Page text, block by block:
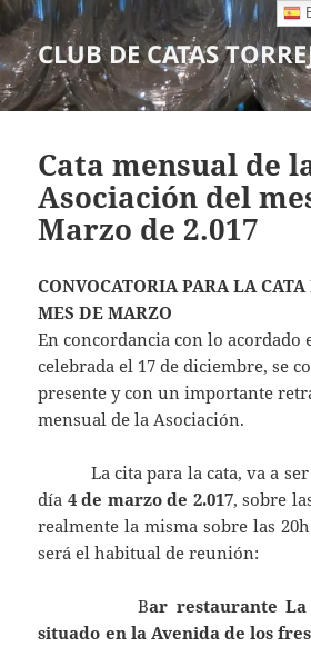
CLUB DE CATAS
Cata mensual de
Asociación del
Marzo de 2.017
CONVOCATORIA PARA LA
MES DE MARZO
En concordancia con lo acordado
celebrada el 17 de diciembre, se
presente y con un importante
mensual de la Asociación.
La cita para la cata, va a ser
día 4 de marzo de 2.017, sobre
realmente la misma sobre las
será el habitual de reunión:
Bar restaurante
situado en la Avenida de los